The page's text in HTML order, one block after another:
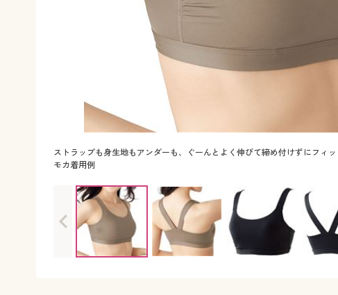
ストラップも身生地もアンダーも、ぐーんとよく伸びて締め付けずにフィッ
モカ着用例